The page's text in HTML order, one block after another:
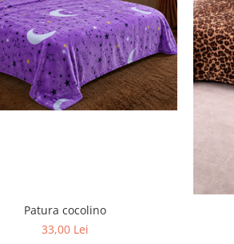
Patura cocolino
33,00 Lei